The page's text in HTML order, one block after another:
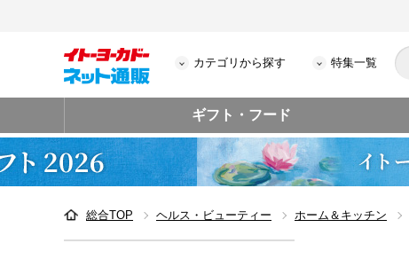
カテゴリから探す 特集一覧
ギフト・フード
総合TOP ヘルス・ビューティー ホーム＆キッチン